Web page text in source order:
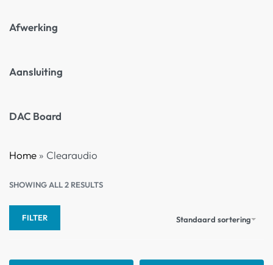
Afwerking
Aansluiting
DAC Board
Home » Clearaudio
SHOWING ALL 2 RESULTS
Standaard sortering
FILTER